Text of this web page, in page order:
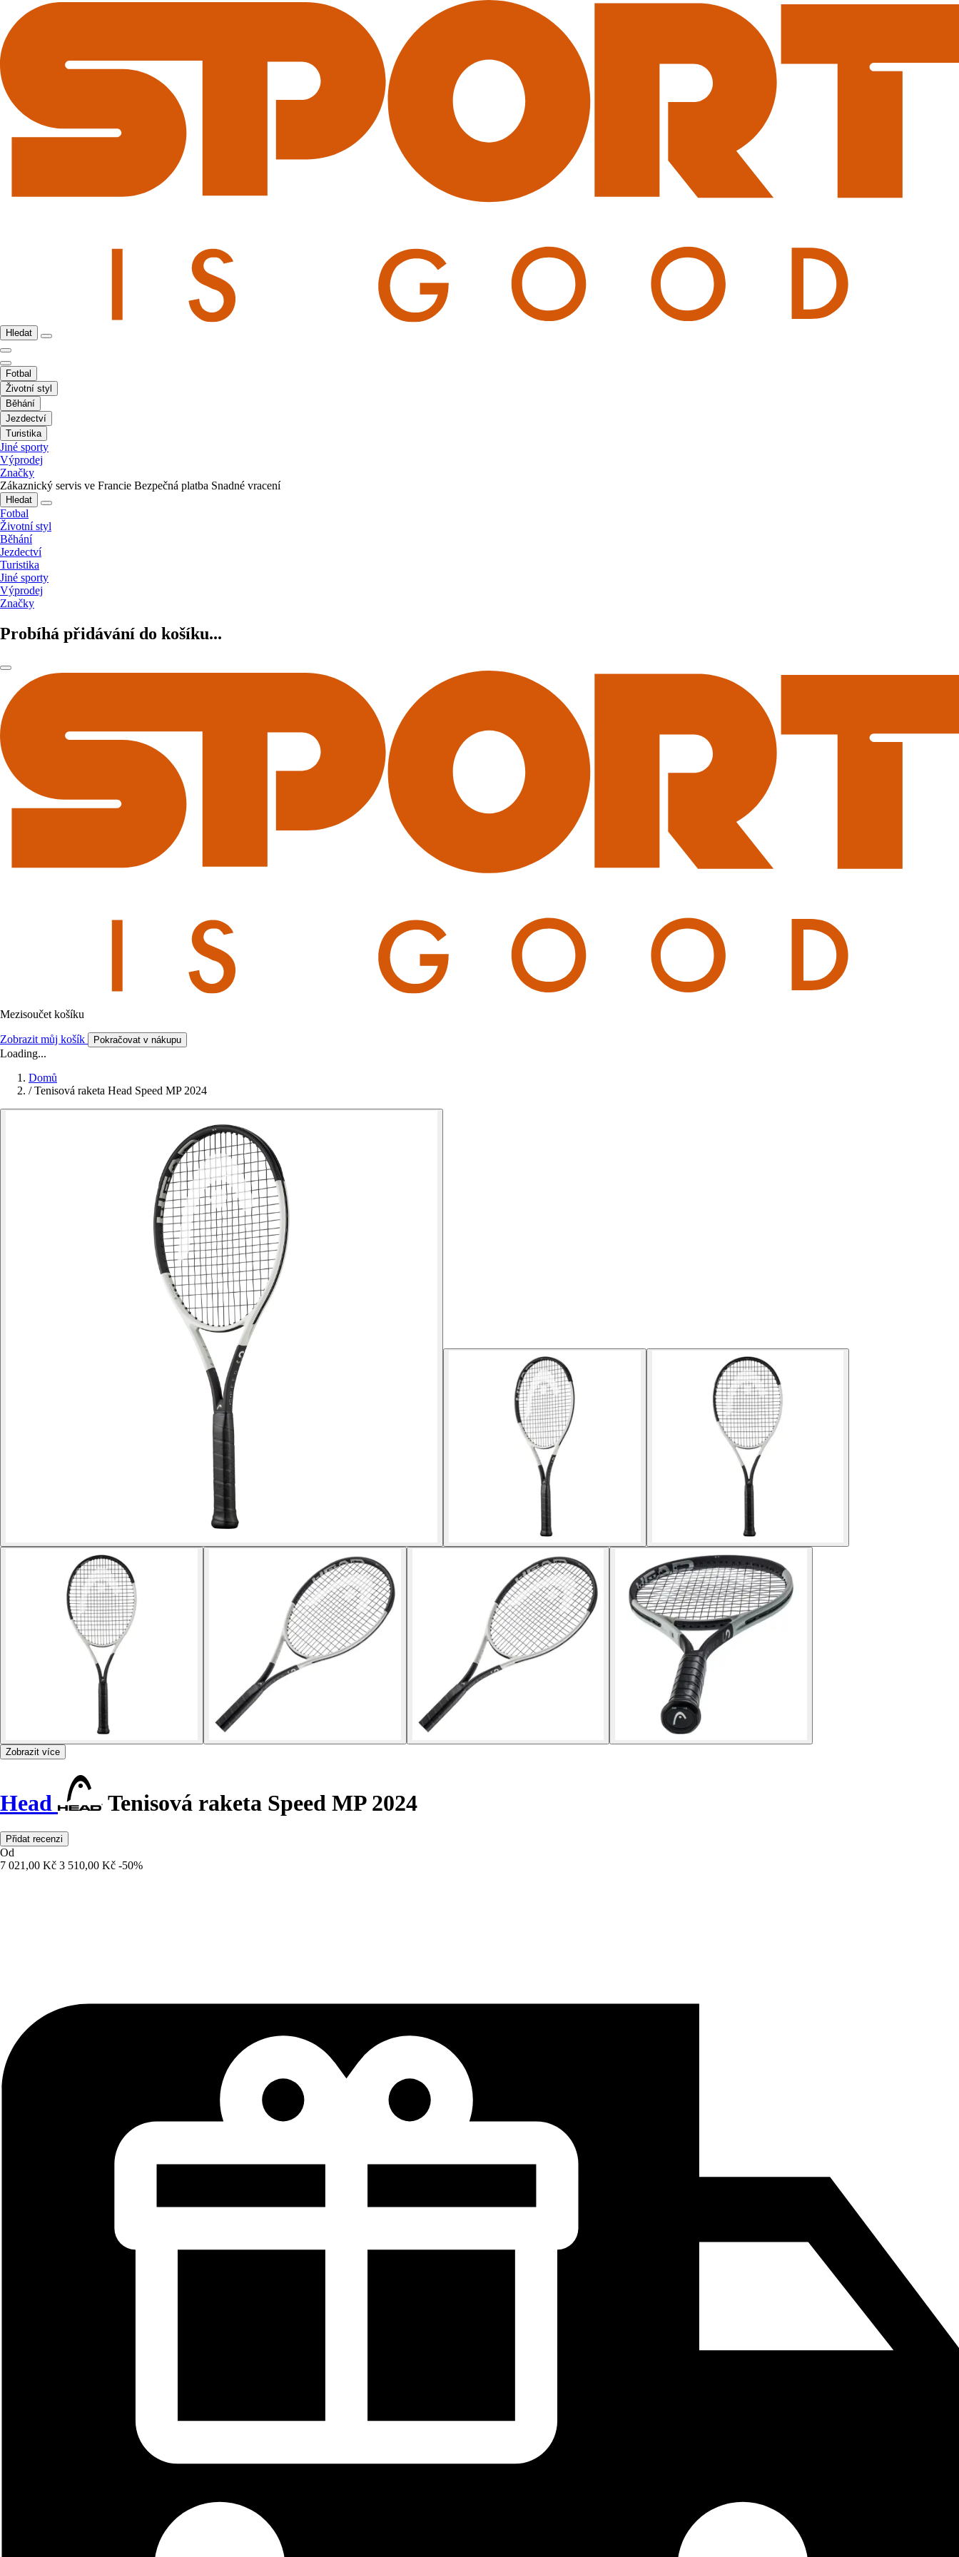
Hledat
Fotbal
Životní styl
Běhání
Jezdectví
Turistika
Jiné sporty
Výprodej
Značky
Zákaznický servis ve Francie Bezpečná platba Snadné vracení
Hledat
Fotbal
Životní styl
Běhání
Jezdectví
Turistika
Jiné sporty
Výprodej
Značky
Probíhá přidávání do košíku...
Mezisoučet košíku
Zobrazit můj košík Pokračovat v nákupu
Loading...
Domů
/ Tenisová raketa Head Speed MP 2024
Zobrazit více
Head Tenisová raketa Speed MP 2024
Přidat recenzi
Od
7 021,00 Kč 3 510,00 Kč -50%